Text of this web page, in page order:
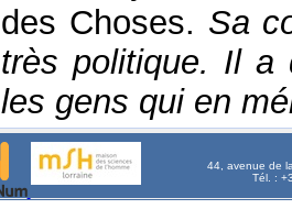
des Choses. Sa
très politique. Il a
les gens qui en
44, avenue de
Tél. :